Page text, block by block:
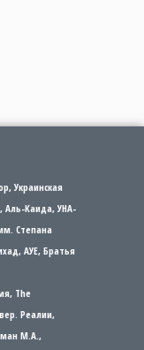
Украинская
Аль-Каида, УНА-
Степана
АУЕ, Братья
The
Реалии,
М.А.,